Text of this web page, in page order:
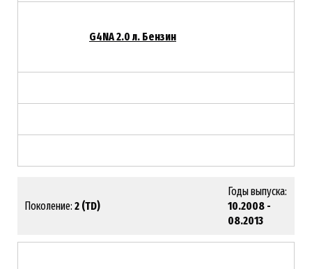
G4NA 2.0 л. Бензин
Поколение: 2 (TD)
Годы выпуска:
10.2008 -
08.2013